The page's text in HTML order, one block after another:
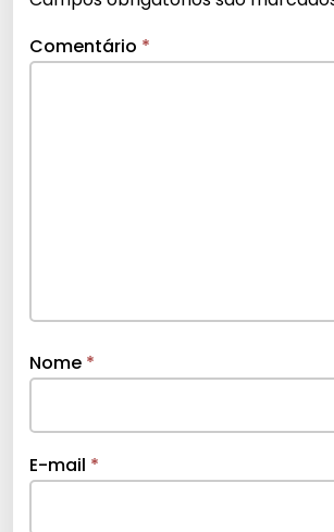
Comentário *
Nome *
E-mail *